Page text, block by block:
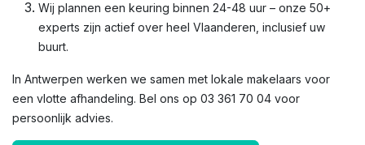
Wij plannen een keuring binnen 24-48 uur – onze 50+
experts zijn actief over heel Vlaanderen, inclusief uw
buurt.
In Antwerpen werken we samen met lokale makelaars voor
een vlotte afhandeling. Bel ons op 03 361 70 04 voor
persoonlijk advies.